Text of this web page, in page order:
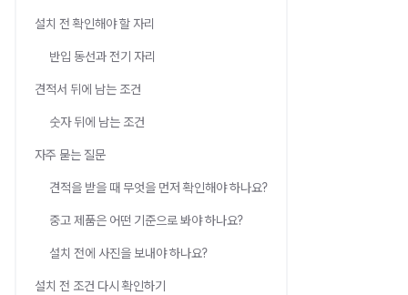
설치 전 확인해야 할 자리
반입 동선과 전기 자리
견적서 뒤에 남는 조건
숫자 뒤에 남는 조건
자주 묻는 질문
견적을 받을 때 무엇을 먼저 확인해야 하나요?
중고 제품은 어떤 기준으로 봐야 하나요?
설치 전에 사진을 보내야 하나요?
설치 전 조건 다시 확인하기